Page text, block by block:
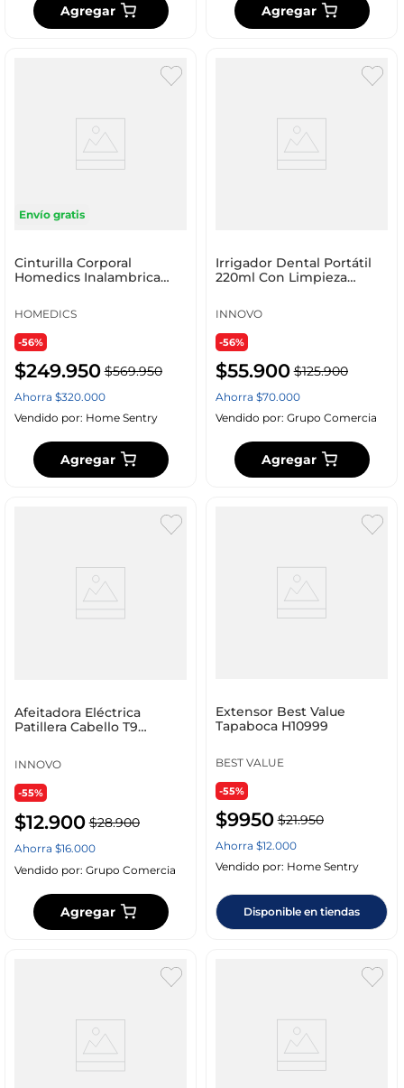
Agregar Agregar
Envío gratis
Cinturilla Corporal
Homedics Inalambrica
HOMEDICS
-56%
$249.950 $569.950
Ahorra $320.000
Vendido por: Home Sentry
Agregar
Irrigador Dental Portátil
220ml Con Limpieza
Inox Blanco Blanco
INNOVO
-56%
$55.900 $125.900
Ahorra $70.000
Vendido por: Grupo Comercia
Agregar
Afeitadora Eléctrica
Patillera Cabello T9
INNOVO
-55%
$12.900 $28.900
Ahorra $16.000
Vendido por: Grupo Comercia
Agregar
Extensor Best Value
Tapaboca H10999
BEST VALUE
-55%
$9950 $21.950
Ahorra $12.000
Vendido por: Home Sentry
Disponible en tiendas